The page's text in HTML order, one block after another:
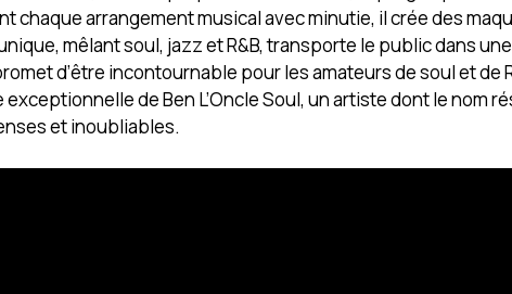
chaque arrangement musical avec minutie, il crée des
mêlant soul, jazz et R&B, transporte le public dans
d’être incontournable pour les amateurs de soul et de
de Ben L’Oncle Soul, un artiste dont le nom
et inoubliables.